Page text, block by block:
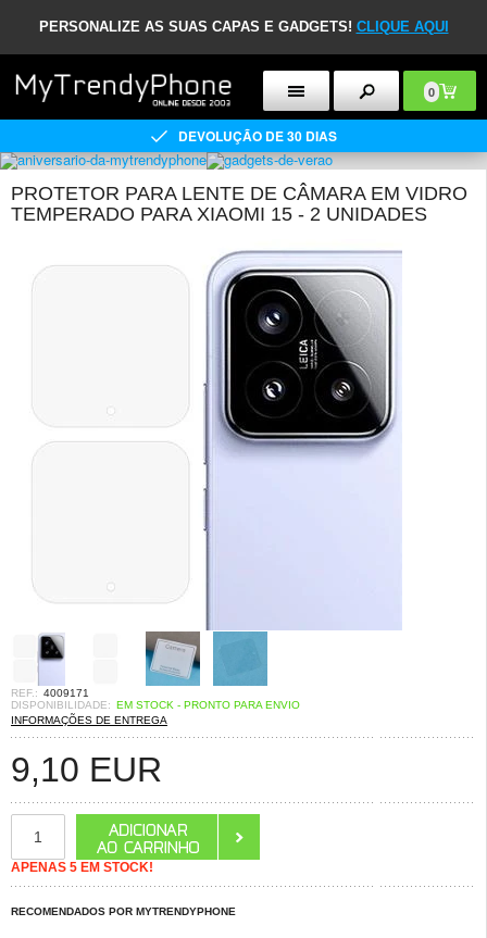
PERSONALIZE AS SUAS CAPAS E GADGETS! CLIQUE AQUI
0
DEVOLUÇÃO DE 30 DIAS
PROTETOR PARA LENTE DE CÂMARA EM VIDRO
TEMPERADO PARA XIAOMI 15 - 2 UNIDADES
REF.: 4009171
DISPONIBILIDADE: EM STOCK - PRONTO PARA ENVIO
INFORMAÇÕES DE ENTREGA
9,10 EUR
APENAS 5 EM STOCK!
RECOMENDADOS POR MYTRENDYPHONE